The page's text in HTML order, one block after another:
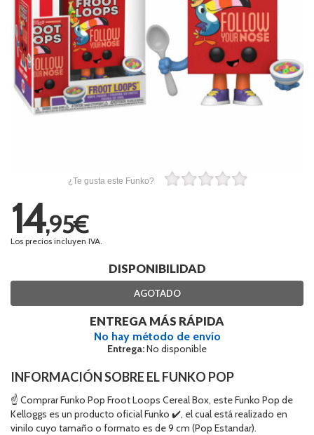
¿Te gusta este Funko?
14,95€
Los precios incluyen IVA.
DISPONIBILIDAD
AGOTADO
ENTREGA MÁS RÁPIDA
No hay método de envío
Entrega:No disponible
INFORMACIÓN SOBRE EL FUNKO POP
☝ Comprar Funko Pop Froot Loops Cereal Box, este Funko Pop de
Kelloggs es un producto oficial Funko ✔️, el cual está realizado en
vinilo cuyo tamaño o formato es de 9 cm (Pop Estandar).